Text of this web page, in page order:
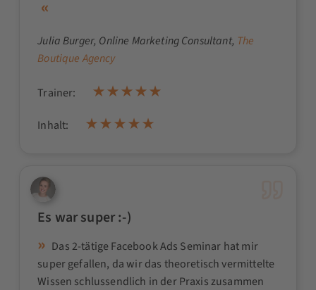
Julia Burger, Online Marketing Consultant, The
Boutique Agency
Trainer:
Inhalt:
Es war super :-)
Das 2-tätige Facebook Ads Seminar hat mir
super gefallen, da wir das theoretisch vermittelte
Wissen schlussendlich in der Praxis zusammen